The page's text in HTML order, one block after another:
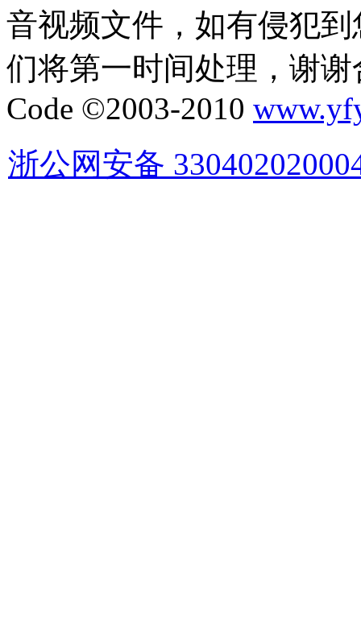
音视频文件，如有侵犯
们将第一时间处理，谢谢
Code ©2003-2010
浙公网安备